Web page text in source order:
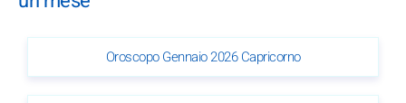
Oroscopo Gennaio 2026 Capricorno